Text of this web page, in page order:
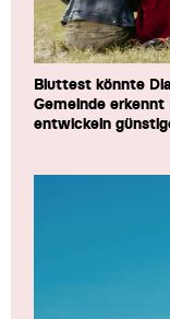
Bluttest könnte
Gemeinde
entwickeln